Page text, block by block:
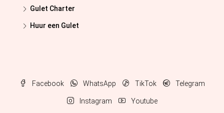
Gulet Charter
Huur een Gulet
Facebook WhatsApp TikTok Telegram
Instagram Youtube